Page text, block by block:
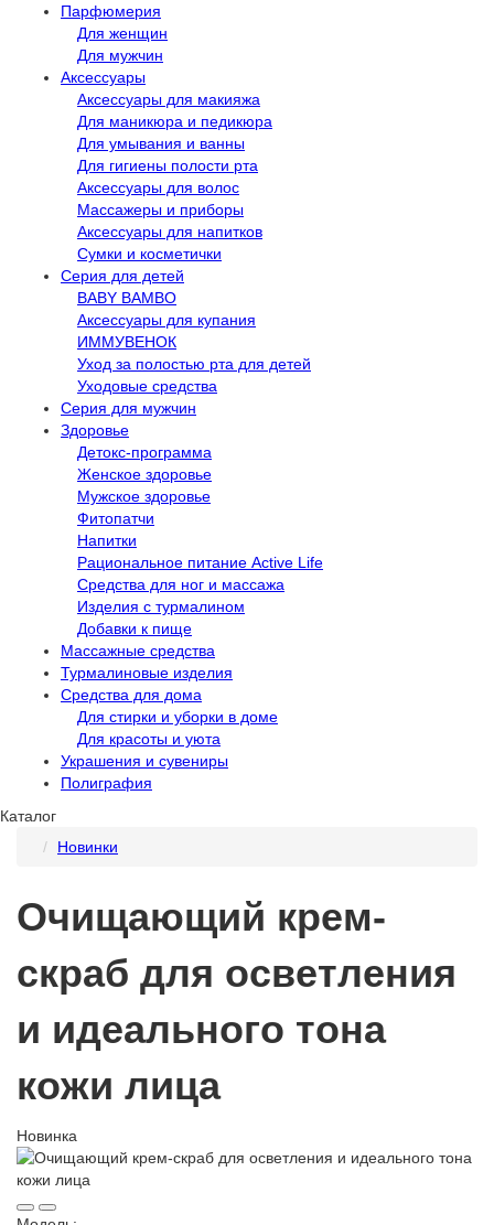
Парфюмерия
Для женщин
Для мужчин
Аксессуары
Аксессуары для макияжа
Для маникюра и педикюра
Для умывания и ванны
Для гигиены полости рта
Аксессуары для волос
Массажеры и приборы
Аксессуары для напитков
Сумки и косметички
Серия для детей
BABY BAMBO
Аксессуары для купания
ИММУВЕНОК
Уход за полостью рта для детей
Уходовые средства
Серия для мужчин
Здоровье
Детокс-программа
Женское здоровье
Мужское здоровье
Фитопатчи
Напитки
Рациональное питание Active Life
Средства для ног и массажа
Изделия с турмалином
Добавки к пище
Массажные средства
Турмалиновые изделия
Средства для дома
Для стирки и уборки в доме
Для красоты и уюта
Украшения и сувениры
Полиграфия
Каталог
Новинки
Очищающий крем-
скраб для осветления
и идеального тона
кожи лица
Новинка